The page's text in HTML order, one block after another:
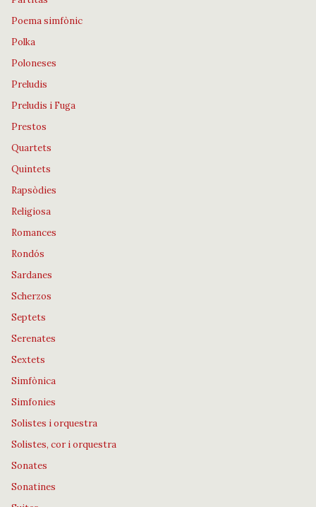
Poema simfònic
Polka
Poloneses
Preludis
Preludis i Fuga
Prestos
Quartets
Quintets
Rapsòdies
Religiosa
Romances
Rondós
Sardanes
Scherzos
Septets
Serenates
Sextets
Simfònica
Simfonies
Solistes i orquestra
Solistes, cor i orquestra
Sonates
Sonatines